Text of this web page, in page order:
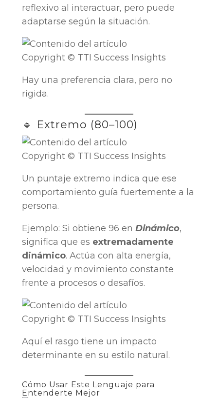
reflexivo al interactuar, pero puede
adaptarse según la situación.
Copyright © TTI Success Insights
Hay una preferencia clara, pero no
rígida.
🔹 Extremo (80–100)
Copyright © TTI Success Insights
Un puntaje extremo indica que ese
comportamiento guía fuertemente a la
persona.
Ejemplo: Si obtiene 96 en Dinámico,
significa que es extremadamente
dinámico. Actúa con alta energía,
velocidad y movimiento constante
frente a procesos o desafíos.
Copyright © TTI Success Insights
Aquí el rasgo tiene un impacto
determinante en su estilo natural.
Cómo Usar Este Lenguaje para
Entenderte Mejor